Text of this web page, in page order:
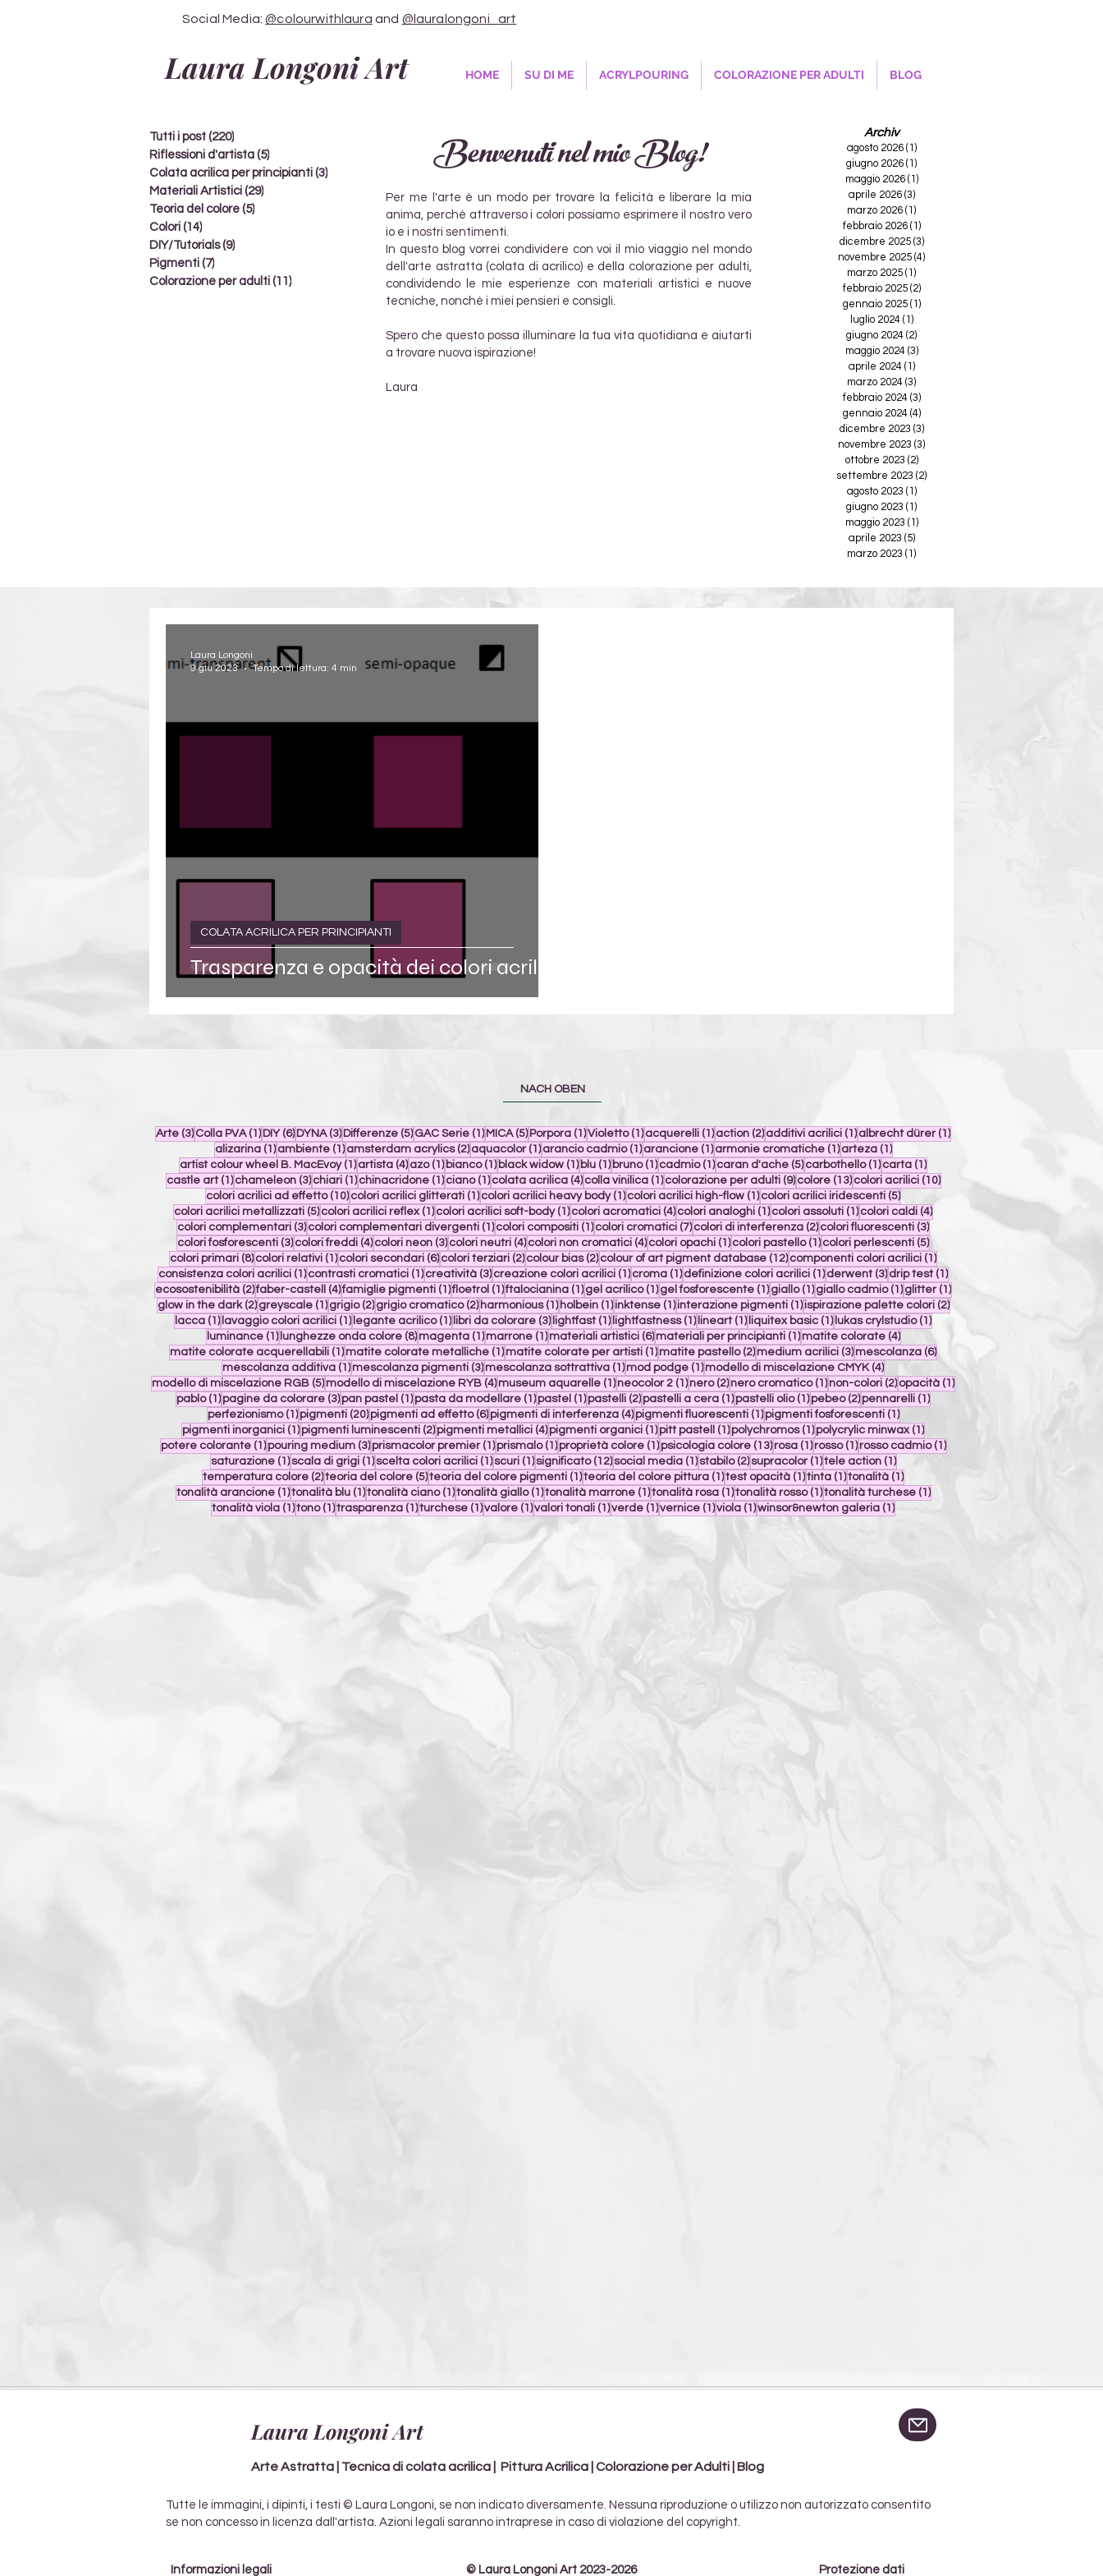
Social Media:@colourwithlaura and @lauralongoni_art
Laura Longoni Art HOME SU DI ME ACRYLPOURING COLORAZIONE PER ADULTI BLOG
Tutti i post (220)
Riflessioni d'artista (5)
Colata acrilica per principianti (3)
Materiali Artistici (29)
Teoria del colore (5)
Colori (14)
DIY/Tutorials (9)
Pigmenti (7)
Colorazione per adulti (11)
Benvenuti nel mio Blog!
Per me l'arte è un modo per trovare la felicità e liberare la mia
anima, perché attraverso i colori possiamo esprimere il nostro vero
io e i nostri sentimenti.
In questo blog vorrei condividere con voi il mio viaggio nel mondo
dell'arte astratta (colata di acrilico) e della colorazione per adulti,
condividendo le mie esperienze con materiali artistici e nuove
tecniche, nonché i miei pensieri e consigli.
Spero che questo possa illuminare la tua vita quotidiana e aiutarti
a trovare nuova ispirazione!
Laura
Archiv
agosto 2026 (1)1 post
giugno 2026 (1)
maggio 2026 (1)1 post
aprile 2026 (3)3 post
marzo 2026 (1)
febbraio 2026 (1)1 post
dicembre 2025 (3)3 post
novembre 2025 (4)
marzo 2025 (1)
febbraio 2025 (2)2 post
gennaio 2025 (1)1 post
luglio 2024 (1)1 post
giugno 2024 (2)
maggio 2024 (3)3 post
aprile 2024 (1)1 post
marzo 2024 (3)
febbraio 2024 (3)3 post
gennaio 2024 (4)4 post
dicembre 2023 (3)3 post
novembre 2023 (3)
ottobre 2023 (2)2 post
settembre 2023 (2)
agosto 2023 (1)1 post
giugno 2023 (1)
maggio 2023 (1)1 post
aprile 2023 (5)5 post
marzo 2023 (1)
Trasparenza e opacità dei colori acrilici
COLATA ACRILICA PER PRINCIPIANTI
Laura Longoni
9 giu 2023
Tempo di lettura: 4 min
NACH OBEN
Arte (3)3 post
Colla PVA (1)1 post
DIY (6)6 post
DYNA (3)3 post
Differenze (5)5 post
GAC Serie (1)1 post
MICA (5)5 post
Porpora (1)1 post
Violetto (1)1 post
acquerelli (1)1 post
action (2)2 post
additivi acrilici (1)1 post
albrecht dürer (1)1 post
alizarina (1)1 post
ambiente (1)1 post
amsterdam acrylics (2)2 post
aquacolor (1)1 post
arancio cadmio (1)1 post
arancione (1)1 post
armonie cromatiche (1)1 post
arteza (1)1 post
artist colour wheel B. MacEvoy (1)1 post
artista (4)4 post
azo (1)1 post
bianco (1)1 post
black widow (1)1 post
blu (1)1 post
bruno (1)1 post
cadmio (1)1 post
caran d'ache (5)5 post
carbothello (1)1 post
carta (1)1 post
castle art (1)1 post
chameleon (3)3 post
chiari (1)1 post
chinacridone (1)1 post
ciano (1)1 post
colata acrilica (4)4 post
colla vinilica (1)1 post
colorazione per adulti (9)9 post
colore (13)13 post
colori acrilici (10)10 post
colori acrilici ad effetto (10)10 post
colori acrilici glitterati (1)1 post
colori acrilici heavy body (1)1 post
colori acrilici high-flow (1)1 post
colori acrilici iridescenti (5)5 post
colori acrilici metallizzati (5)5 post
colori acrilici reflex (1)1 post
colori acrilici soft-body (1)1 post
colori acromatici (4)4 post
colori analoghi (1)1 post
colori assoluti (1)1 post
colori caldi (4)4 post
colori complementari (3)3 post
colori complementari divergenti (1)1 post
colori compositi (1)1 post
colori cromatici (7)7 post
colori di interferenza (2)2 post
colori fluorescenti (3)3 post
colori fosforescenti (3)3 post
colori freddi (4)4 post
colori neon (3)3 post
colori neutri (4)4 post
colori non cromatici (4)4 post
colori opachi (1)1 post
colori pastello (1)1 post
colori perlescenti (5)5 post
colori primari (8)8 post
colori relativi (1)1 post
colori secondari (6)6 post
colori terziari (2)2 post
colour bias (2)2 post
colour of art pigment database (12)12 post
componenti colori acrilici (1)1 post
consistenza colori acrilici (1)1 post
contrasti cromatici (1)1 post
creatività (3)3 post
creazione colori acrilici (1)1 post
croma (1)1 post
definizione colori acrilici (1)1 post
derwent (3)3 post
drip test (1)1 post
ecosostenibilità (2)2 post
faber-castell (4)4 post
famiglie pigmenti (1)1 post
floetrol (1)1 post
ftalocianina (1)1 post
gel acrilico (1)1 post
gel fosforescente (1)1 post
giallo (1)1 post
giallo cadmio (1)1 post
glitter (1)1 post
glow in the dark (2)2 post
greyscale (1)1 post
grigio (2)2 post
grigio cromatico (2)2 post
harmonious (1)1 post
holbein (1)1 post
inktense (1)1 post
interazione pigmenti (1)1 post
ispirazione palette colori (2)2 post
lacca (1)1 post
lavaggio colori acrilici (1)1 post
legante acrilico (1)1 post
libri da colorare (3)3 post
lightfast (1)1 post
lightfastness (1)1 post
lineart (1)1 post
liquitex basic (1)1 post
lukas crylstudio (1)1 post
luminance (1)1 post
lunghezze onda colore (8)8 post
magenta (1)1 post
marrone (1)1 post
materiali artistici (6)6 post
materiali per principianti (1)1 post
matite colorate (4)4 post
matite colorate acquerellabili (1)1 post
matite colorate metalliche (1)1 post
matite colorate per artisti (1)1 post
matite pastello (2)2 post
medium acrilici (3)3 post
mescolanza (6)6 post
mescolanza additiva (1)1 post
mescolanza pigmenti (3)3 post
mescolanza sottrattiva (1)1 post
mod podge (1)1 post
modello di miscelazione CMYK (4)4 post
modello di miscelazione RGB (5)5 post
modello di miscelazione RYB (4)4 post
museum aquarelle (1)1 post
neocolor 2 (1)1 post
nero (2)2 post
nero cromatico (1)1 post
non-colori (2)2 post
opacità (1)1 post
pablo (1)1 post
pagine da colorare (3)3 post
pan pastel (1)1 post
pasta da modellare (1)1 post
pastel (1)1 post
pastelli (2)2 post
pastelli a cera (1)1 post
pastelli olio (1)1 post
pebeo (2)2 post
pennarelli (1)1 post
perfezionismo (1)1 post
pigmenti (20)20 post
pigmenti ad effetto (6)6 post
pigmenti di interferenza (4)4 post
pigmenti fluorescenti (1)1 post
pigmenti fosforescenti (1)1 post
pigmenti inorganici (1)1 post
pigmenti luminescenti (2)2 post
pigmenti metallici (4)4 post
pigmenti organici (1)1 post
pitt pastell (1)1 post
polychromos (1)1 post
polycrylic minwax (1)1 post
potere colorante (1)1 post
pouring medium (3)3 post
prismacolor premier (1)1 post
prismalo (1)1 post
proprietà colore (1)1 post
psicologia colore (13)13 post
rosa (1)1 post
rosso (1)1 post
rosso cadmio (1)1 post
saturazione (1)1 post
scala di grigi (1)1 post
scelta colori acrilici (1)1 post
scuri (1)1 post
significato (12)12 post
social media (1)1 post
stabilo (2)2 post
supracolor (1)1 post
tele action (1)1 post
temperatura colore (2)2 post
teoria del colore (5)5 post
teoria del colore pigmenti (1)1 post
teoria del colore pittura (1)1 post
test opacità (1)1 post
tinta (1)1 post
tonalità (1)1 post
tonalità arancione (1)1 post
tonalità blu (1)1 post
tonalità ciano (1)1 post
tonalità giallo (1)1 post
tonalità marrone (1)1 post
tonalità rosa (1)1 post
tonalità rosso (1)1 post
tonalità turchese (1)1 post
tonalità viola (1)1 post
tono (1)1 post
trasparenza (1)1 post
turchese (1)1 post
valore (1)1 post
valori tonali (1)1 post
verde (1)1 post
vernice (1)1 post
viola (1)1 post
winsor&newton galeria (1)1 post
Laura Longoni Art
Arte Astratta | Tecnica di colata acrilica | Pittura Acrilica | Colorazione per Adulti | Blog
Tutte le immagini, i dipinti, i testi © Laura Longoni, se non indicato diversamente. Nessuna riproduzione o utilizzo non autorizzato consentito
se non concesso in licenza dall'artista. Azioni legali saranno intraprese in caso di violazione del copyright.
Informazioni legali © Laura Longoni Art 2023-2026 Protezione dati